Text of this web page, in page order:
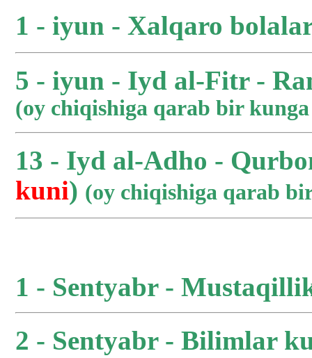
1 - iyun - Xalqaro
5 - iyun - Iyd al-Fitr -
(oy chiqishiga qarab bir
13 - Iyd al-Adho -
kuni) (oy chiqishiga qarab
1 - Sentyabr -
2 - Sentyabr - Bilimlar